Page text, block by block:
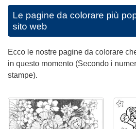
Le pagine da colorare più
sito web
Ecco le nostre pagine da colorare
in questo momento (Secondo i
stampe).